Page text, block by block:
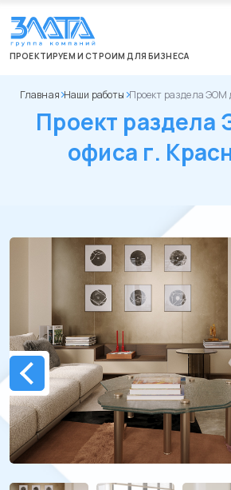
ПРОЕКТИРУЕМ И СТРОИМ ДЛЯ БИЗНЕСА
Главная Наши работы Проект раздела ЭОМ
Проект раздела
офиса г.